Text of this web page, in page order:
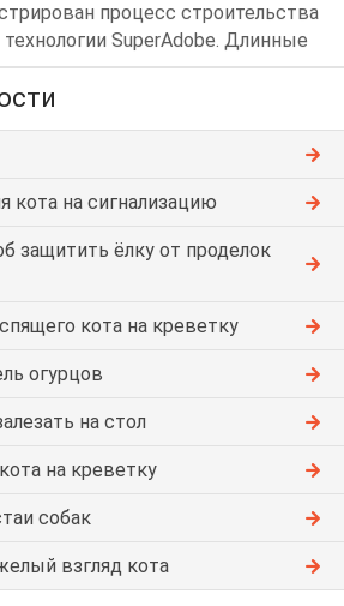
процесс строительства
SuperAdobe. Длинные
кота на сигнализацию
защитить ёлку от проделок
кота на креветку
огурцов
на стол
на креветку
собак
взгляд кота